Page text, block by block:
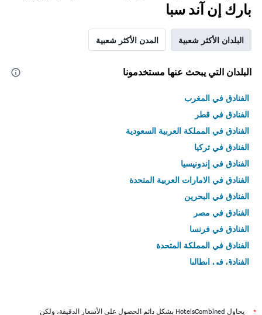
بارك إن آند سبا
البلدان الأكثر شعبية المدن الأكثر شعبية
البلدان التي يبحث عنها مستخدمونا
الفنادق في المغرب
الفنادق في قطر
الفنادق في المملكة العربية السعودية
الفنادق في تركيا
الفنادق في إندونيسيا
الفنادق في الامارات العربية المتحدة
الفنادق في البحرين
الفنادق في مصر
الفنادق في فرنسا
الفنادق في المملكة المتحدة
الفنادق في إيطاليا
* يحاول HotelsCombined بشكل دائم الحصول على الأسعار الدقيقة، ولكن